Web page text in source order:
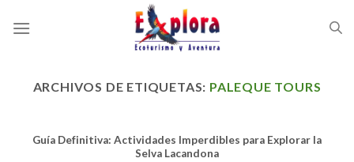
ARCHIVOS DE ETIQUETAS: PALEQUE TOURS
Guía Definitiva: Actividades Imperdibles para Explorar la
Selva Lacandona